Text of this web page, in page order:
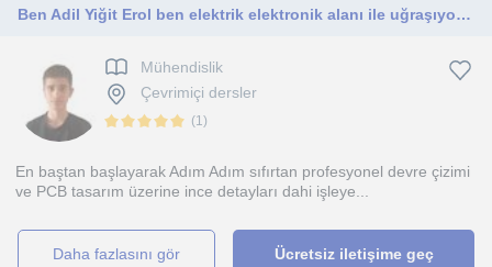
Ben Adil Yiğit Erol ben elektrik elektronik alanı ile uğraşıyotum elektronik ve öğrenmeye meraklı olanlar için güzel bir eğitim
Mühendislik
Çevrimiçi dersler
(1)
En baştan başlayarak Adım Adım sıfırtan profesyonel devre çizimi
ve PCB tasarım üzerine ince detayları dahi işleye...
daha fazlasını gör Ücretsiz iletişime geç